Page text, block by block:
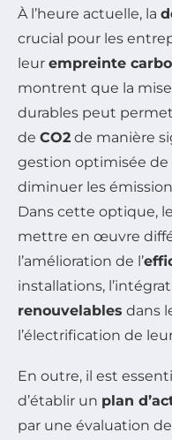
À l’heure actuelle, la
crucial pour les
leur empreinte
montrent que la
durables peut
de CO2 de manière
gestion optimisée de
diminuer les
Dans cette optique,
mettre en œuvre
l’amélioration de l’
installations,
renouvelables dans
l’électrification de
En outre, il est
d’établir un plan
par une évaluation